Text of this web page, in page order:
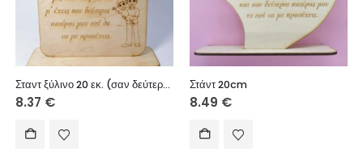
Σταντ ξύλινο 20 εκ. (σαν δεύτερος πατέρας μου)
8.37 €
Στάντ 20cm
8.49 €